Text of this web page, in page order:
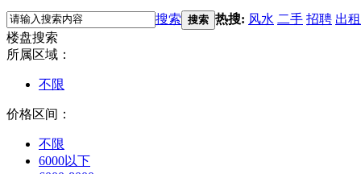
搜索 搜索 热搜: 风水 二手 招聘 出租
楼盘搜索
所属区域：
不限
价格区间：
不限
6000以下